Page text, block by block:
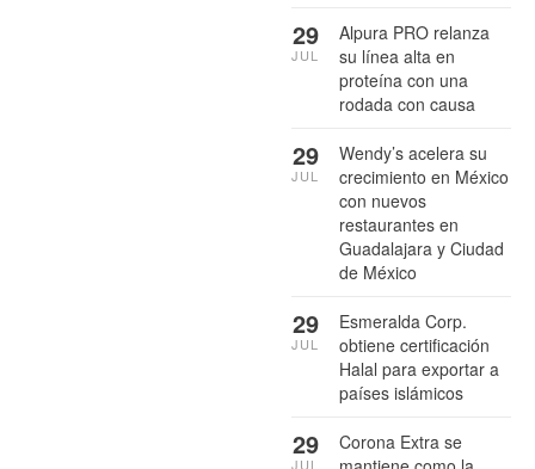
Alpura PRO relanza
su línea alta en
proteína con una
rodada con causa
29
JUL
Wendy’s acelera su
crecimiento en México
con nuevos
restaurantes en
Guadalajara y Ciudad
de México
29
JUL
Esmeralda Corp.
obtiene certificación
Halal para exportar a
países islámicos
29
JUL
Corona Extra se
29
JUL